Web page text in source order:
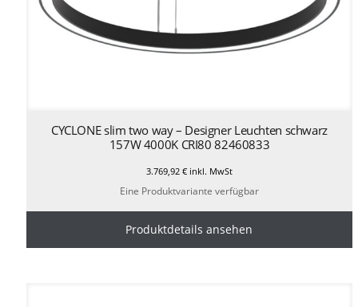
CYCLONE slim two way – Designer Leuchten schwarz
157W 4000K CRI80 82460833
3.769,92 €inkl. MwSt
Eine Produktvariante verfügbar
Produktdetails ansehen